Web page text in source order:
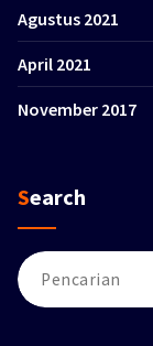
Agustus 2021
April 2021
November 2017
Search
Pencarian
untuk: